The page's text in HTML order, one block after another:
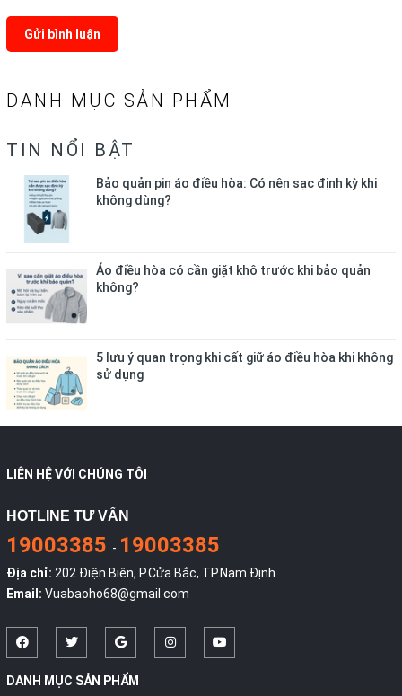
DANH MỤC SẢN PHẨM
TIN NỔI BẬT
Bảo quản pin áo điều hòa: Có nên sạc định kỳ khi
không dùng?
Áo điều hòa có cần giặt khô trước khi bảo quản
không?
5 lưu ý quan trọng khi cất giữ áo điều hòa khi không
sử dụng
Gửi bình luận
LIÊN HỆ VỚI CHÚNG TÔI
HOTLINE TƯ VẤN
19003385 - 19003385
Địa chỉ: 202 Điện Biên, P.Cửa Bắc, TP.Nam Định
Email: Vuabaoho68@gmail.com
DANH MỤC SẢN PHẨM